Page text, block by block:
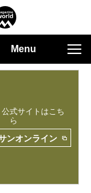
Menu
式サイトはこち
ら
ンオンライン